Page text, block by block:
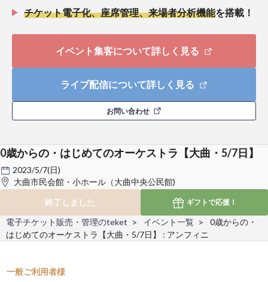
チケット電子化、座席管理、来場者分析機能を搭載！
イベント集客について詳しく見る
ライブ配信について詳しく見る
お問い合わせ
0歳からの・はじめてのオーケストラ【大曲・5/7日】
2023/5/7(日)
大曲市民会館・小ホール（大曲中央公民館)
終了しました
ギフトで応援！
電子チケット販売・管理のteket イベント一覧
0歳からの・
はじめてのオーケストラ【大曲・5/7日】 : アンフィニ
一般ご利用者様